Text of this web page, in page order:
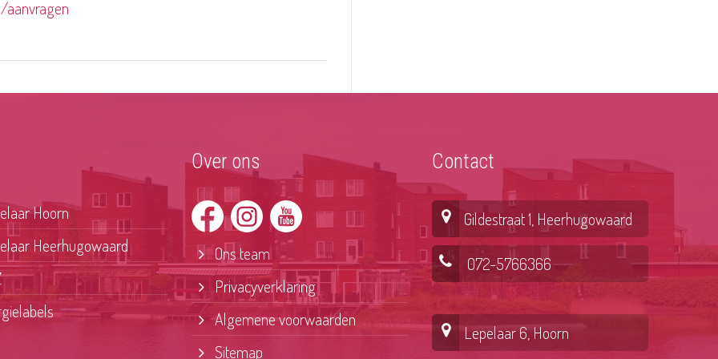
Hoorn
Heerhugowaard
Over ons
Ons team
Privacyverklaring
Algemene voorwaarden
Sitemap
Contact
Gildestraat 1, Heerhugowaard
072-5766366
Lepelaar 6, Hoorn